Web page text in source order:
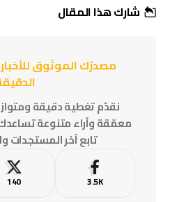
شارك هذا المقال
مصدرُك الموثوق للأخبار
نقدّم تغطية دقيقة
معمّقة وآراء متنوعة
تابع آخر المستجدات
3.5K
140